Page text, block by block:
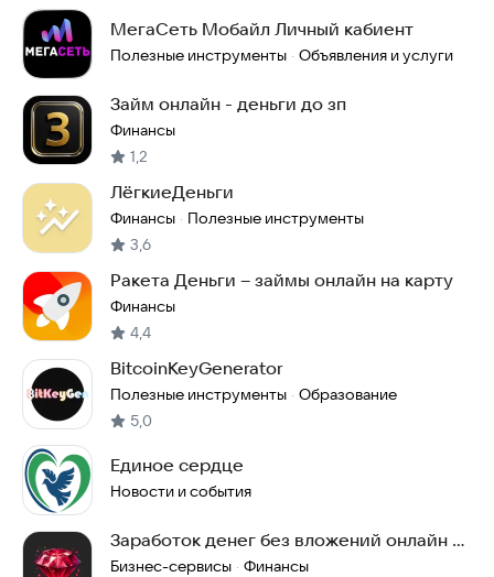
МегаСеть Мобайл Личный кабиент
Полезные инструменты · Объявления и услуги
Займ онлайн - деньги до зп
Финансы
1,2
ЛёгкиеДеньги
Финансы · Полезные инструменты
3,6
Ракета Деньги – займы онлайн на карту
Финансы
4,4
BitcoinKeyGenerator
Полезные инструменты · Образование
5,0
Единое сердце
Новости и события
Заработок денег без вложений онлайн с
Кристаллик
Бизнес-сервисы · Финансы